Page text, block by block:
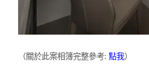
（關於此案相簿完整參考: 點我）